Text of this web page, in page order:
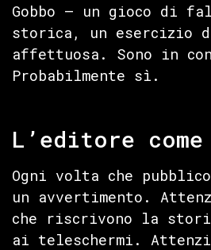
Gobbo — un gioco di
storica, un esercizio
affettuosa. Sono in
Probabilmente sì.
L’editore
Ogni volta che pubblico
un avvertimento.
che riscrivono la
ai teleschermi.